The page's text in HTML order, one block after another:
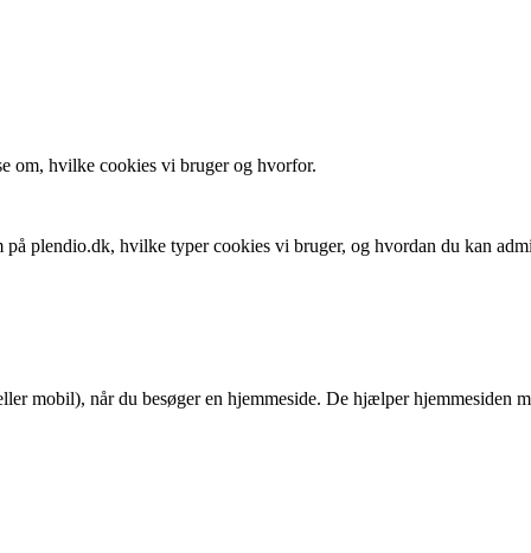
om, hvilke cookies vi bruger og hvorfor.
plendio.dk, hvilke typer cookies vi bruger, og hvordan du kan
mobil), når du besøger en hjemmeside. De hjælper